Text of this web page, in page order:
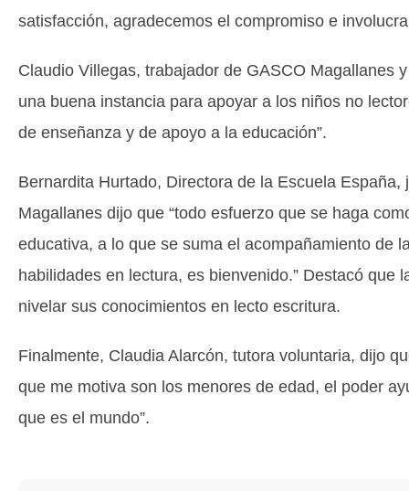
satisfacción, agradecemos el compromiso e
Claudio Villegas, trabajador de GASCO Magallanes
una buena instancia para apoyar a los niños no
de enseñanza y de apoyo a la educación”.
Bernardita Hurtado, Directora de la Escuela
Magallanes dijo que “todo esfuerzo que se haga
educativa, a lo que se suma el acompañamiento de
habilidades en lectura, es bienvenido.” Destacó
nivelar sus conocimientos en lecto escritura.
Finalmente, Claudia Alarcón, tutora voluntaria, dijo
que me motiva son los menores de edad, el poder
que es el mundo”.